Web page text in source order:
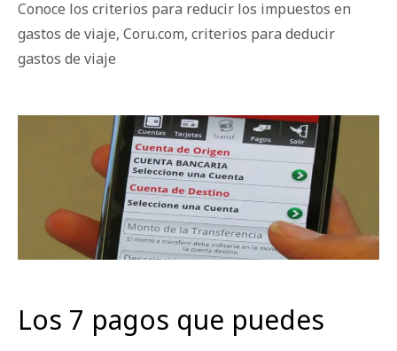
Conoce los criterios para reducir los impuestos en
gastos de viaje, Coru.com, criterios para deducir
gastos de viaje
Los 7 pagos que puedes